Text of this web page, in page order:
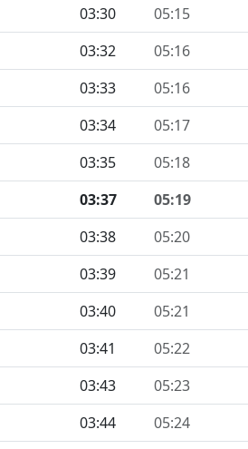
03:30 05:15
03:32 05:16
03:33 05:16
03:34 05:17
03:35 05:18
03:37 05:19
03:38 05:20
03:39 05:21
03:40 05:21
03:41 05:22
03:43 05:23
03:44 05:24